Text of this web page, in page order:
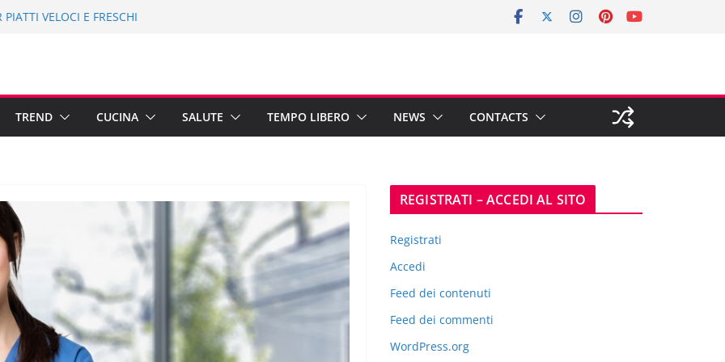
PIATTI VELOCI E FRESCHI
NON SOLO MARE
FANTASMA
TREND CUCINA SALUTE TEMPO LIBERO NEWS CONTACTS
REGISTRATI – ACCEDI AL SITO
Registrati
Accedi
Feed dei contenuti
Feed dei commenti
WordPress.org